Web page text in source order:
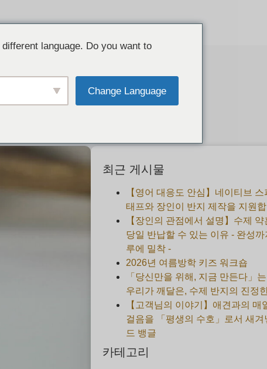
옵션(시그넷) 안내
최근 게시물
【영어 대응도 안심】네이티브 스
태프와 장인이 반지 제작을 지원
【장인의 관점에서 설명】수제 약
당일 반납할 수 있는 이유 - 완성
루에 밀착 -
2026년 여름방학 키즈 워크숍
「당신만을 위해, 지금 만든다」
우리가 깨달은, 수제 반지의 진정
【고객님의 이야기】애견과의 매
걸음을 「평생의 수호」로서 새겨
드 뱅글
카테고리
language. Do you want to
Change Language